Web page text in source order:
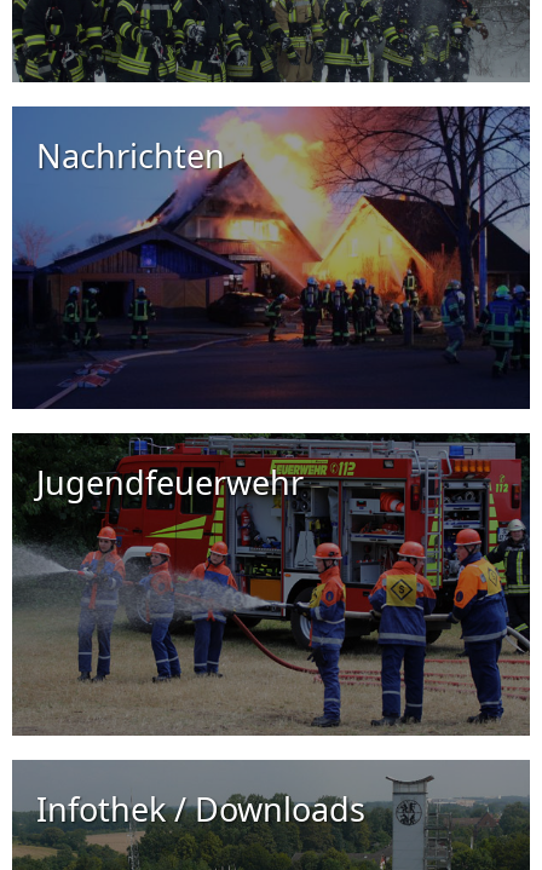
Nachrichten
Jugendfeuerwehr
Infothek / Downloads